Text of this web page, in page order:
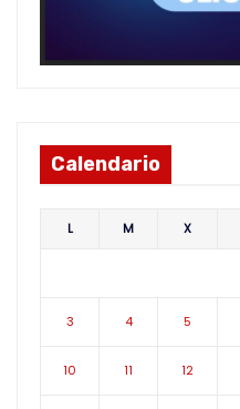
Calendario
L M X
3 4 5
10 11 12